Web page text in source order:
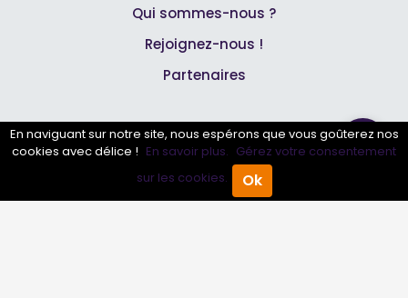
Annuaire Pro Agenda
Qui sommes-nous ?
Rejoignez-nous !
Partenaires
Professionnels
Annuaire pro
Inscrire mon entreprise
En naviguant sur notre site, nous espérons que vous goûterez nos
cookies avec délice ! En savoir plus. Gérez votre consentement
sur les cookies.
Ok